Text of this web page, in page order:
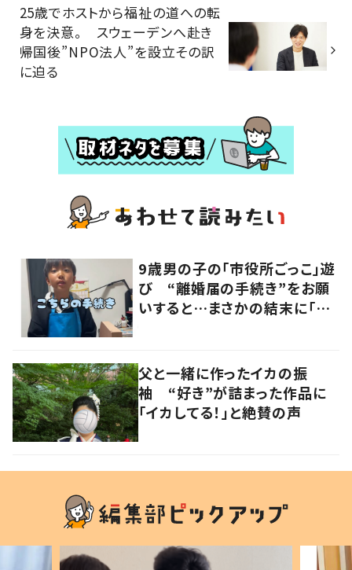
25歳でホストから福祉の道への転
身を決意。 スウェーデンへ赴き
帰国後”NPO法人”を設立その訳
に迫る
9歳男の子の「市役所ごっこ」遊
び “離婚届の手続き”をお願
いすると…まさかの結末に「ど
父と一緒に作ったイカの振
袖 “好き”が詰まった作品に
「イカしてる！」と絶賛の声